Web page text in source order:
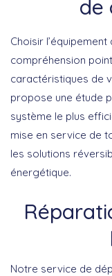
de
Choisir
compréhension
caractéristiques de
propose une étude
système le plus
mise en service de
les solutions
énergétique.
Notre service de